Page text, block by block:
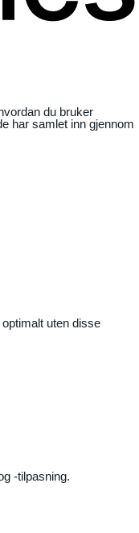
du bruker
har samlet inn gjennom
uten disse
-tilpasning.